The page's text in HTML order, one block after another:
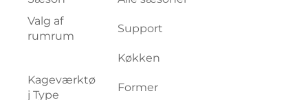
Valg af
rumrum
Support
Køkken
Kageværktø
j Type
Former